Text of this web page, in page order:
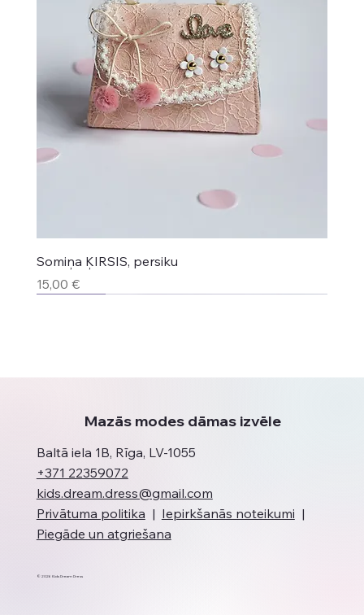
Somiņa ĶIRSIS, persiku
Cena
15,00 €
Mazās modes dāmas izvēle
Baltā iela 1B, Rīga, LV-1055
+371 22359072
kids.dream.dress@gmail.com
Privātuma politika | Iepirkšanās noteikumi |
Piegāde un atgriešana
© 2026 Kids Dream Dress